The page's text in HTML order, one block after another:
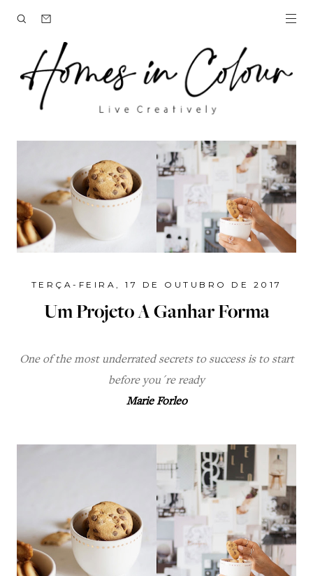
TERÇA-FEIRA, 17 DE OUTUBRO DE 2017
Um Projeto A Ganhar Forma
One of the most underrated secrets to success is to start
before you´re ready
Marie Forleo